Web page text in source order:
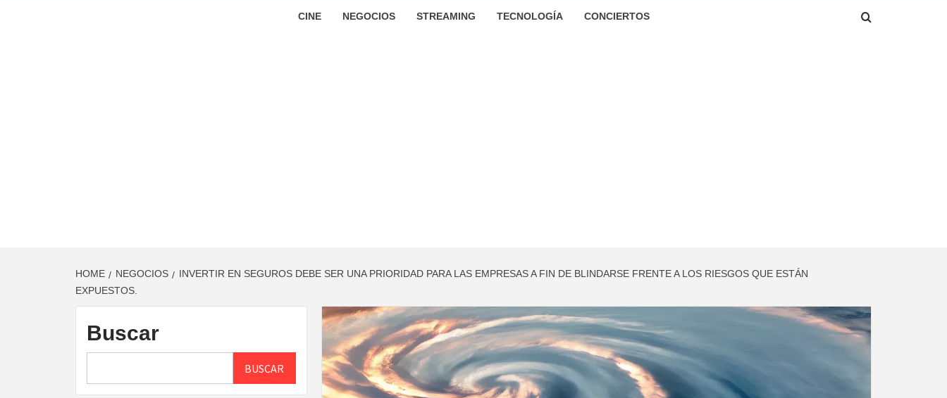
CINE NEGOCIOS STREAMING TECNOLOGÍA CONCIERTOS
HOME NEGOCIOS
INVERTIR EN SEGUROS DEBE SER UNA PRIORIDAD PARA LAS EMPRESAS A FIN DE BLINDARSE FRENTE A LOS RIESGOS QUE ESTÁN
EXPUESTOS.
Buscar
BUSCAR